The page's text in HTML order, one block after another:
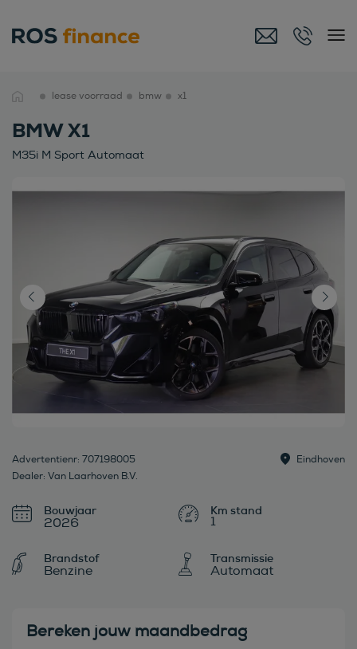
lease voorraad bmw x1
BMW X1
M35i M Sport Automaat
Advertentienr: 707198005
Dealer: Van Laarhoven B.V.
Eindhoven
Bouwjaar
2026 1
Brandstof
Benzine
Transmissie
Automaat
Bereken jouw maandbedrag